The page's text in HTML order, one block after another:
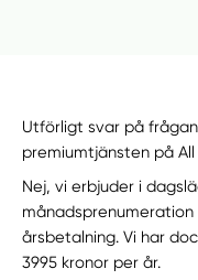
Utförligt svar på
premiumtjänsten på All
Nej, vi erbjuder i
årsbetalning. Vi har
3995 kronor per år.